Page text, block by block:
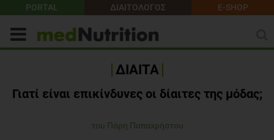
PORTAL ΔΙΑΙΤΟΛΟΓΟΣ E-SHOP
ΔΙΑΙΤΑ
Γιατί είναι επικίνδυνες οι δίαιτες της μόδας;
του Πάρη Παπαχρήστου